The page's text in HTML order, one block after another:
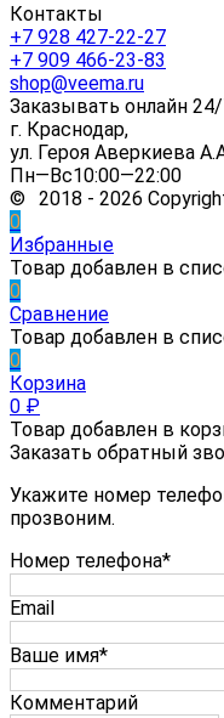
Контакты
+7 928 427-22-27
+7 909 466-23-83
shop@veema.ru
Заказывать онлайн
г. Краснодар,
ул. Героя Аверкиева
Пн—Вс10:00—22:00
© 2018 - 2026
0
Избранные
Товар добавлен в
0
Сравнение
Товар добавлен в
0
Корзина
0 ₽
Товар добавлен в
Заказать обратный
Укажите номер
прозвоним.
Номер телефона*
Email
Ваше имя*
Комментарий